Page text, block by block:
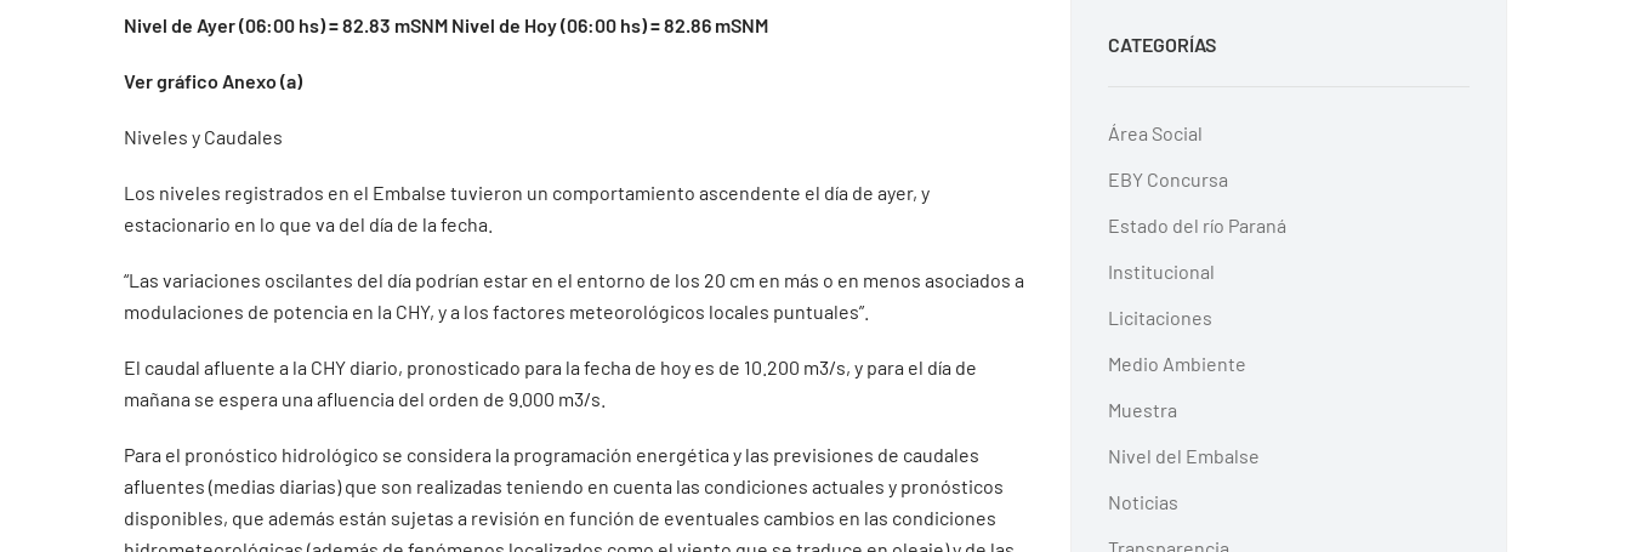
Nivel de Ayer (06:00 hs) = 82.83 mSNM Nivel de Hoy (06:00 hs) = 82.86 mSNM
Ver gráfico Anexo (a)
Niveles y Caudales
Los niveles registrados en el Embalse tuvieron un comportamiento ascendente el día de ayer, y
estacionario en lo que va del día de la fecha.
“Las variaciones oscilantes del día podrían estar en el entorno de los 20 cm en más o en menos asociados a
modulaciones de potencia en la CHY, y a los factores meteorológicos locales puntuales”.
El caudal afluente a la CHY diario, pronosticado para la fecha de hoy es de 10.200 m3/s, y para el día de
mañana se espera una afluencia del orden de 9.000 m3/s.
Para el pronóstico hidrológico se considera la programación energética y las previsiones de caudales
afluentes (medias diarias) que son realizadas teniendo en cuenta las condiciones actuales y pronósticos
disponibles, que además están sujetas a revisión en función de eventuales cambios en las condiciones
CATEGORÍAS
Área Social
EBY Concursa
Estado del río Paraná
Institucional
Licitaciones
Medio Ambiente
Muestra
Nivel del Embalse
Noticias